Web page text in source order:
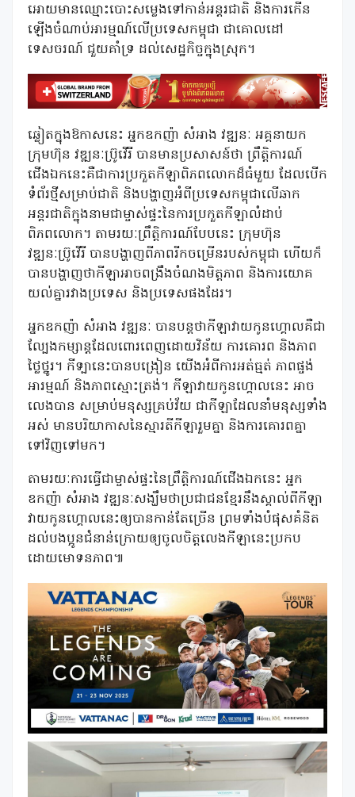
អោយមានឈ្មោះបោះសម្លេងទៅកាន់អន្តរជាតិ និងការកើន
ឡើងចំណាប់អារម្មណ៍លើប្រទេសកម្ពុជា ជាគោលដៅ
ទេសចរណ៍ ជួយគាំទ្រ ដល់សេដ្ឋកិច្ចក្នុងស្រុក។
ឆ្លៀតក្នុងឱកាសនេះ អ្នកឧកញ៉ា សំអាង វឌ្ឍនៈ អគ្គនាយក
ក្រុមហ៊ុន វឌ្ឍនៈប្រ៊ូវើរី បានមានប្រសាសន៍ថា ព្រឹត្តិការណ៍
ជើងឯកនេះគឺជាការប្រកួតកីឡាពិភពលោកដ៏ធំមួយ ដែលបើក
ទំព័រថ្មីសម្រាប់ជាតិ និងបង្ហាញអំពីប្រទេសកម្ពុជាលើឆាក
អន្តរជាតិក្នុងនាមជាម្ចាស់ផ្ទះនៃការប្រកួតកីឡាលំដាប់
ពិភពលោក។ តាមរយៈព្រឹត្តិការណ៍បែបនេះ ក្រុមហ៊ុន
វឌ្ឍនៈប្រ៊ូវើរី បានបង្ហាញពីភាពរីកចម្រើនរបស់កម្ពុជា ហើយក៏
បានបង្ហាញថាកីឡាអាចពង្រឹងចំណងមិត្តភាព និងការយោគ
យល់គ្នារវាងប្រទេស និងប្រទេសផងដែរ។
អ្នកឧកញ៉ា សំអាង វឌ្ឍនៈ បានបន្តថាកីឡាវាយកូនហ្គោលគឺជា
ល្បែងកម្សាន្តដែលពោរពេញដោយវិន័យ ការគោរព និងភាព
ថ្លៃថ្នូរ។ កីទ្បានេះបានបង្រៀន យើងអំពីការអត់ធ្មត់ ភាពផ្ចង់
អារម្មណ៍ និងភាពស្មោះត្រង់។ កីឡាវាយកូនហ្គោលនេះ អាច
លេងបាន សម្រាប់មនុស្សគ្រប់វ័យ ជាកីឡាដែលនាំមនុស្សទាំង
អស់ មានបរិយាកាសនៃស្មារតីកីឡារួមគ្នា និងការគោរពគ្នា
ទៅវិញទៅមក។
តាមរយៈការធ្វើជាម្ចាស់ផ្ទះនៃព្រឹត្តិការណ៍ជើងឯកនេះ អ្នក
ឧកញ៉ា សំអាង វឌ្ឍនៈសង្ឃឹមថាប្រជាជនខ្មែរនឹងស្គាល់ពីកីឡា
វាយកូនហ្គោលនេះឲ្យបានកាន់តែច្រើន ព្រមទាំងបំផុសគំនិត
ដល់បងប្អូនជំនាន់ក្រោយឲ្យចូលចិត្តលេងកីឡានេះប្រកប
ដោយមោទនភាព៕